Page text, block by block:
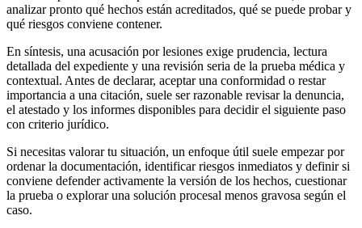
analizar pronto qué hechos están acreditados, qué se puede probar y
qué riesgos conviene contener.
En síntesis, una acusación por lesiones exige prudencia, lectura
detallada del expediente y una revisión seria de la prueba médica y
contextual. Antes de declarar, aceptar una conformidad o restar
importancia a una citación, suele ser razonable revisar la denuncia,
el atestado y los informes disponibles para decidir el siguiente paso
con criterio jurídico.
Si necesitas valorar tu situación, un enfoque útil suele empezar por
ordenar la documentación, identificar riesgos inmediatos y definir si
conviene defender activamente la versión de los hechos, cuestionar
la prueba o explorar una solución procesal menos gravosa según el
caso.